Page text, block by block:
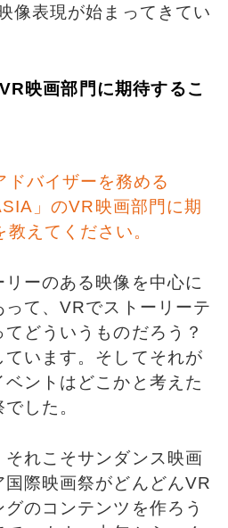
像表現が始まってきてい
映画部門に期待するこ
ドバイザーを務める
」のVR映画部門に期
えてください。
ーのある映像を中心に
て、VRでストーリーテ
どういうものだろう？
ています。そしてそれが
ントはどこかと考えた
した。
れこそサンダンス映画
際映画祭がどんどんVR
のコンテンツを作ろう